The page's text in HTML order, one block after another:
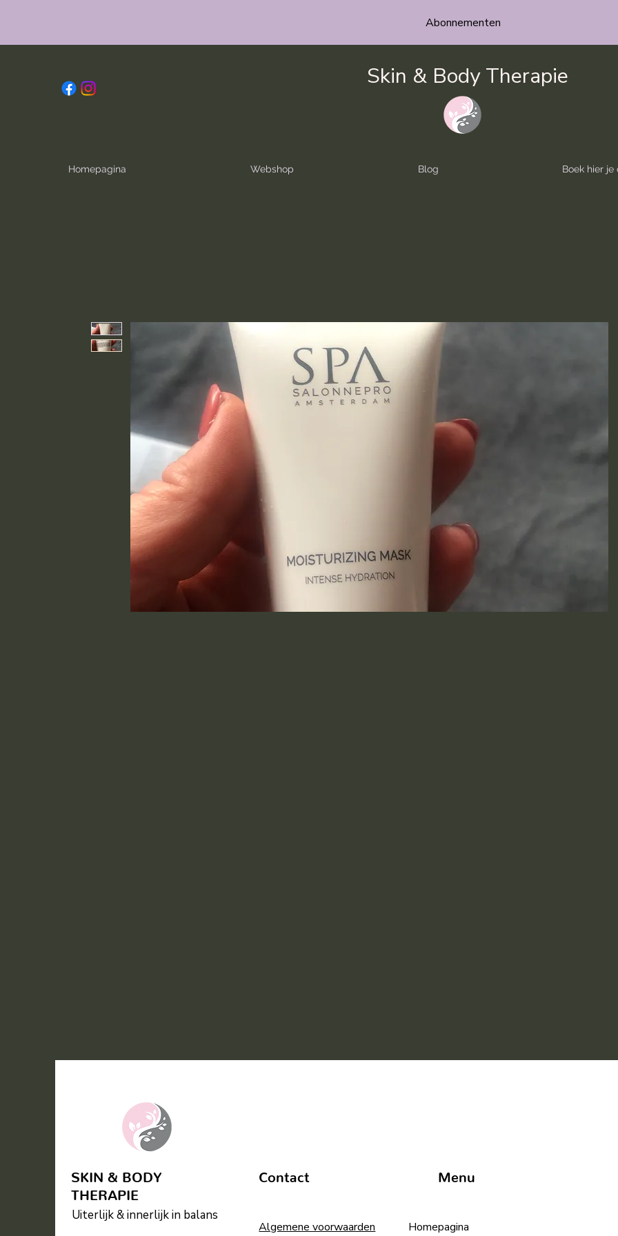
Abonnementen
Skin & Body Therapie
Homepagina Webshop Blog Boek hier
SKIN & BODY
THERAPIE
Uiterlijk & innerlijk in balans
Contact
Algemene voorwaarden
Menu
Homepagina